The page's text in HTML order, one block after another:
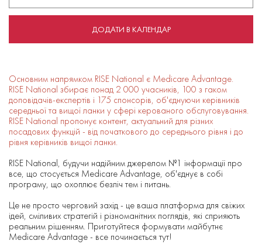
ДОДАТИ В КАЛЕНДАР
Основним напрямком RISE National є Medicare Advantage.
RISE National збирає понад 2 000 учасників, 100 з гаком
доповідачів-експертів і 175 спонсорів, об'єднуючи керівників
середньої та вищої ланки у сфері керованого обслуговування.
RISE National пропонує контент, актуальний для різних
посадових функцій - від початкового до середнього рівня і до
рівня керівників вищої ланки.
RISE National, будучи надійним джерелом №1 інформації про
все, що стосується Medicare Advantage, об'єднує в собі
програму, що охоплює безліч тем і питань.
Це не просто черговий захід - це ваша платформа для свіжих
ідей, сміливих стратегій і різноманітних поглядів, які сприяють
реальним рішенням. Приготуйтеся формувати майбутнє
Medicare Advantage - все починається тут!